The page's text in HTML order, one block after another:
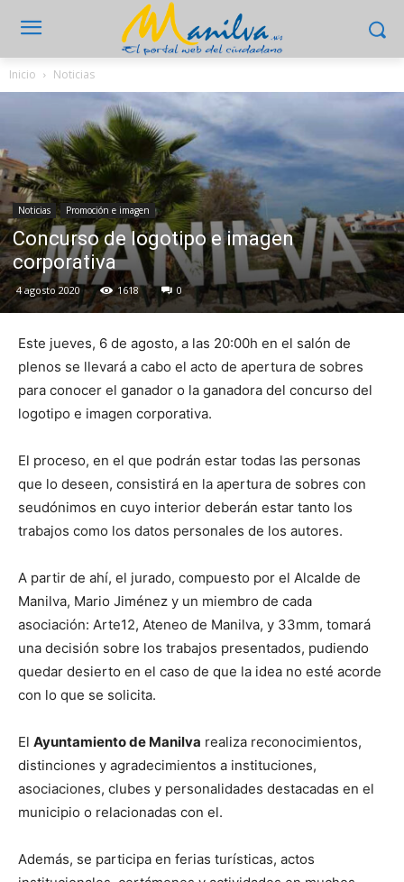
Inicio Noticias
Noticias Promoción e imagen
Concurso de logotipo e imagen
corporativa
4 agosto 2020 1618 0
Este jueves, 6 de agosto, a las 20:00h en el salón de
plenos se llevará a cabo el acto de apertura de sobres
para conocer el ganador o la ganadora del concurso del
logotipo e imagen corporativa.
El proceso, en el que podrán estar todas las personas
que lo deseen, consistirá en la apertura de sobres con
seudónimos en cuyo interior deberán estar tanto los
trabajos como los datos personales de los autores.
A partir de ahí, el jurado, compuesto por el Alcalde de
Manilva, Mario Jiménez y un miembro de cada
asociación: Arte12, Ateneo de Manilva, y 33mm, tomará
una decisión sobre los trabajos presentados, pudiendo
quedar desierto en el caso de que la idea no esté acorde
con lo que se solicita.
El Ayuntamiento de Manilva realiza reconocimientos,
distinciones y agradecimientos a instituciones,
asociaciones, clubes y personalidades destacadas en el
municipio o relacionadas con el.
Además, se participa en ferias turísticas, actos